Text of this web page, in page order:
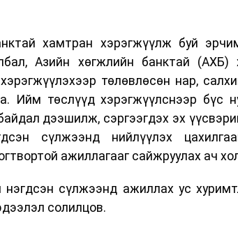
хамтран хэрэгжүүлж буй
Азийн хөгжлийн банктай (АХБ)
төлөвлөсөн нар,
Ийм төслүүд хэрэгжүүлснээр бүс
дээшилж, сэргээгдэх эх
сүлжээнд нийлүүлэх
ажиллагааг сайжруулах ач
нэгдсэн сүлжээнд ажиллах ус
солилцов.